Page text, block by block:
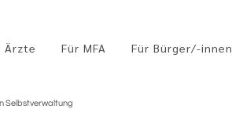
Ärzte Für MFA Für Bürger/-innen
Selbstverwaltung